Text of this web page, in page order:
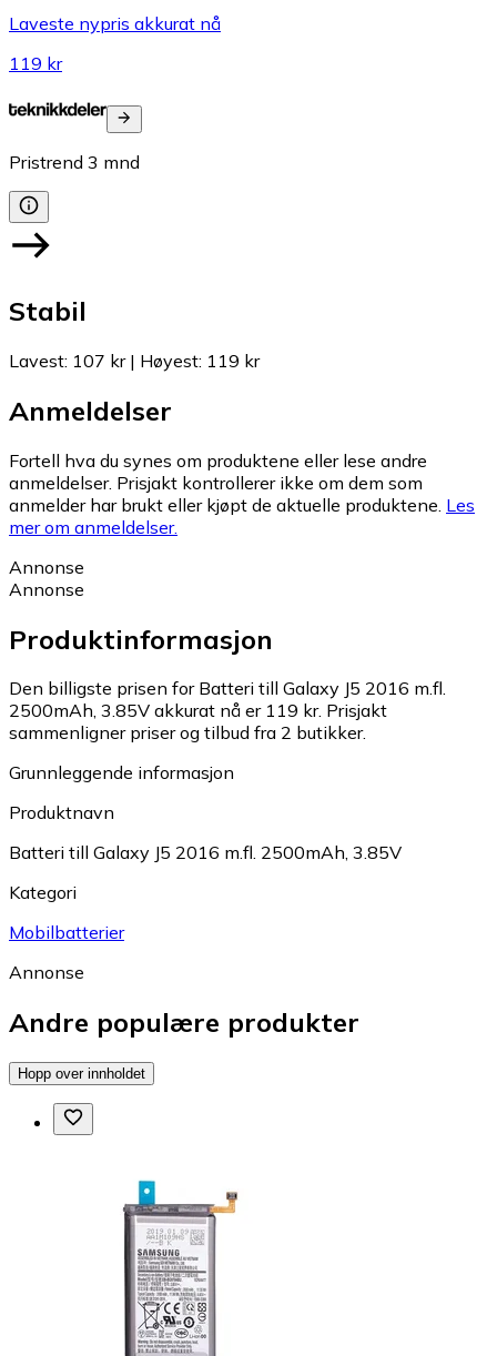
Laveste nypris akkurat nå
119 kr
Pristrend 3 mnd
Stabil
Lavest: 107 kr| Høyest: 119 kr
Anmeldelser
Fortell hva du synes om produktene eller lese andre
anmeldelser. Prisjakt kontrollerer ikke om dem som
anmelder har brukt eller kjøpt de aktuelle produktene. Les
mer om anmeldelser.
Annonse
Annonse
Produktinformasjon
Den billigste prisen for Batteri till Galaxy J5 2016 m.fl.
2500mAh, 3.85V akkurat nå er 119 kr. Prisjakt
sammenligner priser og tilbud fra 2 butikker.
Grunnleggende informasjon
Produktnavn
Batteri till Galaxy J5 2016 m.fl. 2500mAh, 3.85V
Kategori
Mobilbatterier
Annonse
Andre populære produkter
Hopp over innholdet